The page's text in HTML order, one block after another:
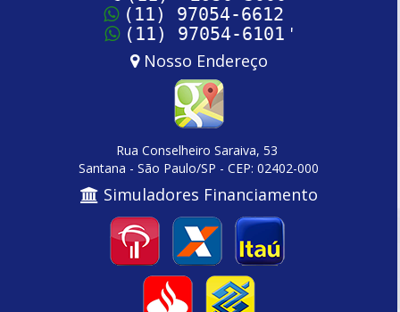
(11) 97054-6612
(11) 97054-6101 '
Nosso Endereço
Rua Conselheiro Saraiva, 53
Santana - São Paulo/SP - CEP: 02402-000
Simuladores Financiamento